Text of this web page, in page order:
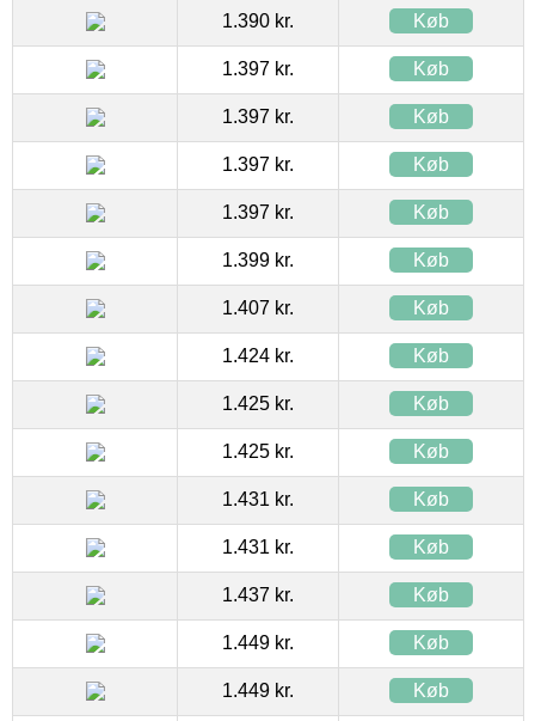
1.390 kr. Køb
1.397 kr. Køb
1.397 kr. Køb
1.397 kr. Køb
1.397 kr. Køb
1.399 kr. Køb
1.407 kr. Køb
1.424 kr. Køb
1.425 kr. Køb
1.425 kr. Køb
1.431 kr. Køb
1.431 kr. Køb
1.437 kr. Køb
1.449 kr. Køb
1.449 kr. Køb